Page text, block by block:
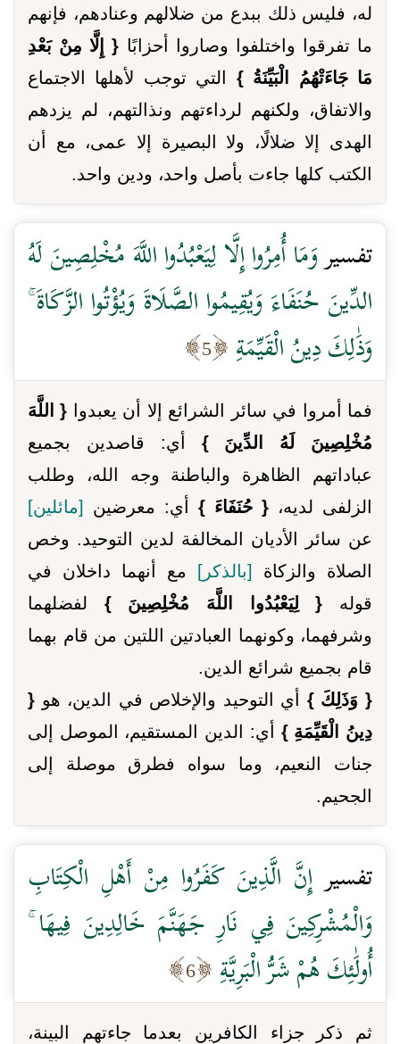
له، فليس ذلك ببدع من ضلالهم وعنادهم، فإنهم
ما تفرقوا واختلفوا وصاروا أحزابًا { إِلَّا مِنْ بَعْدِ
مَا جَاءَتْهُمُ الْبَيِّنَةُ } التي توجب لأهلها الاجتماع
والاتفاق، ولكنهم لرداءتهم ونذالتهم، لم يزدهم
الهدى إلا ضلالًا، ولا البصيرة إلا عمى، مع أن
الكتب كلها جاءت بأصل واحد، ودين واحد.
تفسيروَمَا أُمِرُوا إِلَّا لِيَعْبُدُوا اللَّهَ مُخْلِصِينَ لَهُ
الدِّينَ حُنَفَاءَ وَيُقِيمُوا الصَّلَاةَ وَيُؤْتُوا الزَّكَاةَ ۚ
وَذَٰلِكَ دِينُ الْقَيِّمَةِ
5
فما أمروا في سائر الشرائع إلا أن يعبدوا { اللَّهَ
مُخْلِصِينَ لَهُ الدِّينَ } أي: قاصدين بجميع
عباداتهم الظاهرة والباطنة وجه الله، وطلب
الزلفى لديه، { حُنَفَاءَ } أي: معرضين
[مائلين]
عن سائر الأديان المخالفة لدين التوحيد. وخص
الصلاة والزكاة
[بالذكر]
مع أنهما داخلان في
قوله { لِيَعْبُدُوا اللَّهَ مُخْلِصِينَ } لفضلهما
وشرفهما، وكونهما العبادتين اللتين من قام بهما
قام بجميع شرائع الدين.
{ وَذَلِكَ } أي التوحيد والإخلاص في الدين، هو {
دِينُ الْقَيِّمَةِ } أي: الدين المستقيم، الموصل إلى
جنات النعيم، وما سواه فطرق موصلة إلى
الجحيم.
تفسير إِنَّ الَّذِينَ كَفَرُوا مِنْ أَهْلِ الْكِتَابِ
وَالْمُشْرِكِينَ فِي نَارِ جَهَنَّمَ خَالِدِينَ فِيهَا ۚ
أُولَٰئِكَ هُمْ شَرُّ الْبَرِيَّةِ
6
ثم ذكر جزاء الكافرين بعدما جاءتهم البينة،